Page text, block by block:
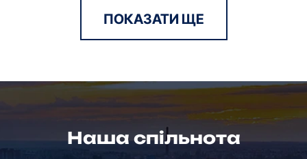
ПОКАЗАТИ ЩЕ
Наша спільнота